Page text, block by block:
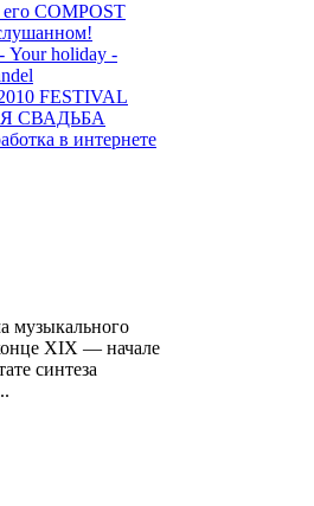
COMPOST
Your holiday -
FESTIVAL
СВАДЬБА
в интернете
музыкального
XIX — начале
синтеза